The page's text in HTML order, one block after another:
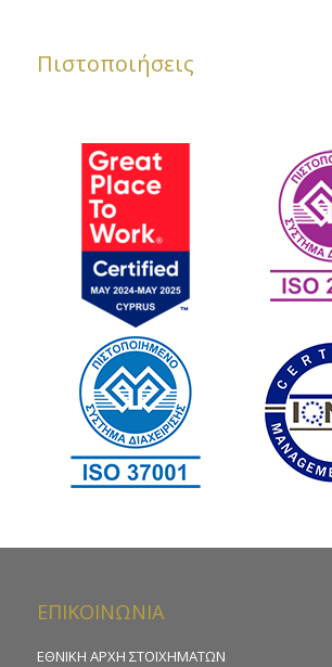
Πιστοποιήσεις
ΕΠΙΚΟΙΝΩΝΙΑ
ΕΘΝΙΚΗ ΑΡΧΗ ΣΤΟΙΧΗΜΑΤΩΝ